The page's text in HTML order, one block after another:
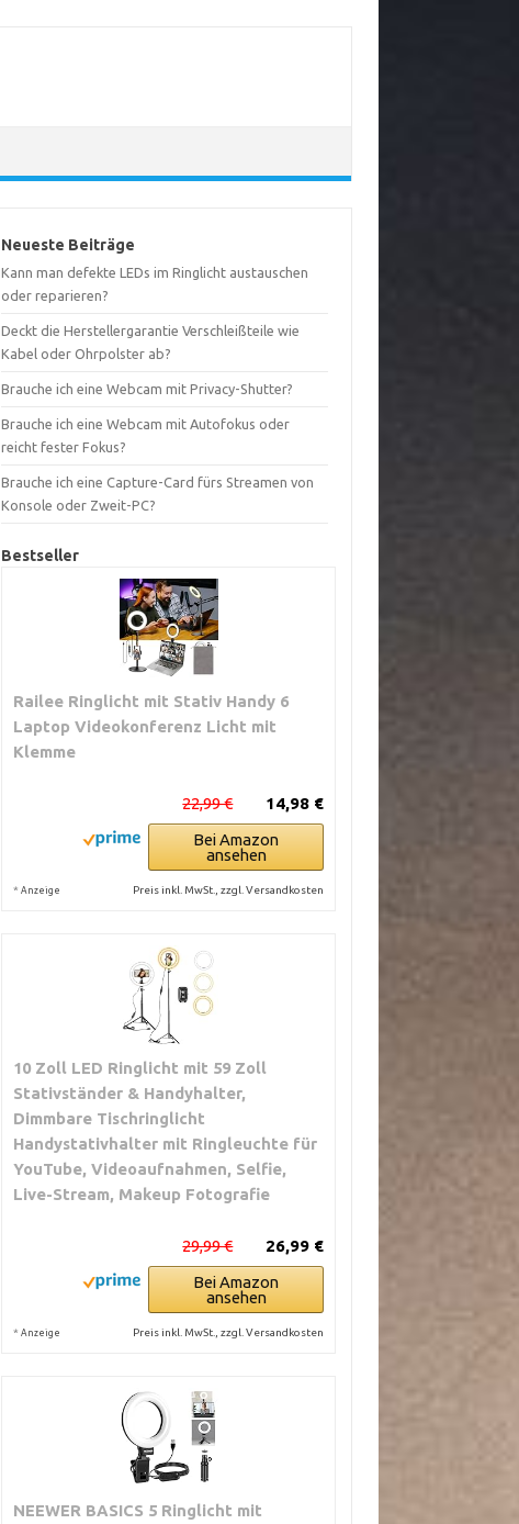
Neueste Beiträge
Kann man defekte LEDs im Ringlicht austauschen
oder reparieren?
Deckt die Herstellergarantie Verschleißteile wie
Kabel oder Ohrpolster ab?
Brauche ich eine Webcam mit Privacy-Shutter?
Brauche ich eine Webcam mit Autofokus oder
reicht fester Fokus?
Brauche ich eine Capture-Card fürs Streamen von
Konsole oder Zweit-PC?
Bestseller
Railee Ringlicht mit Stativ Handy 6
Laptop Videokonferenz Licht mit
Klemme
14,98 €
22,99 €
Bei Amazon
ansehen
* Anzeige Preis inkl. MwSt., zzgl. Versandkosten
10 Zoll LED Ringlicht mit 59 Zoll
Stativständer & Handyhalter,
Dimmbare Tischringlicht
Handystativhalter mit Ringleuchte für
YouTube, Videoaufnahmen, Selfie,
Live-Stream, Makeup Fotografie
26,99 €
29,99 €
Bei Amazon
ansehen
* Anzeige Preis inkl. MwSt., zzgl. Versandkosten
NEEWER BASICS 5 Ringlicht mit